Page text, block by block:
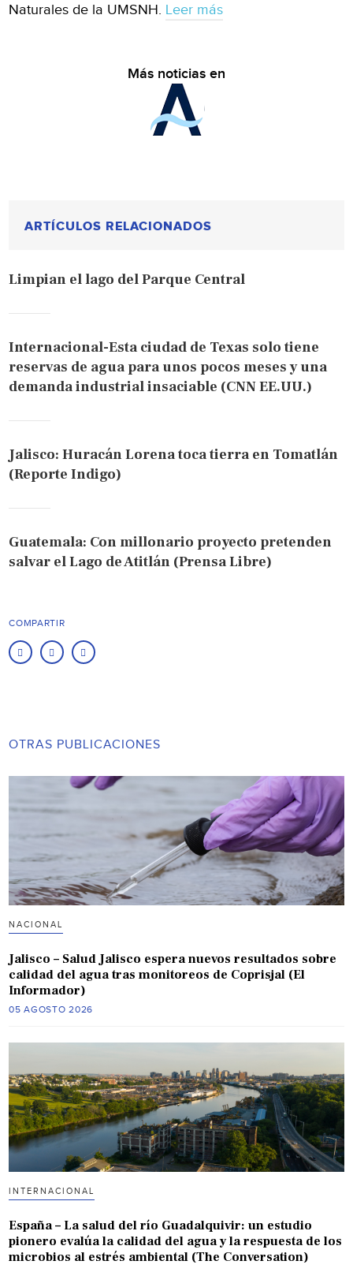
Naturales de la UMSNH. Leer más
Más noticias en
ARTÍCULOS RELACIONADOS
Limpian el lago del Parque Central
Internacional-Esta ciudad de Texas solo tiene
reservas de agua para unos pocos meses y una
demanda industrial insaciable (CNN EE.UU.)
Jalisco: Huracán Lorena toca tierra en Tomatlán
(Reporte Indigo)
Guatemala: Con millonario proyecto pretenden
salvar el Lago de Atitlán (Prensa Libre)
COMPARTIR
OTRAS PUBLICACIONES
NACIONAL
Jalisco – Salud Jalisco espera nuevos resultados sobre
calidad del agua tras monitoreos de Coprisjal (El
Informador)
05 AGOSTO 2026
INTERNACIONAL
España – La salud del río Guadalquivir: un estudio
pionero evalúa la calidad del agua y la respuesta de los
microbios al estrés ambiental (The Conversation)